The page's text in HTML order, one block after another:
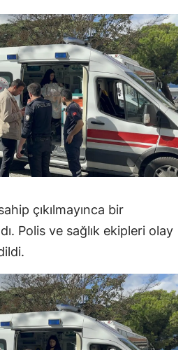
çıkılmayınca bir
Polis ve sağlık ekipleri olay